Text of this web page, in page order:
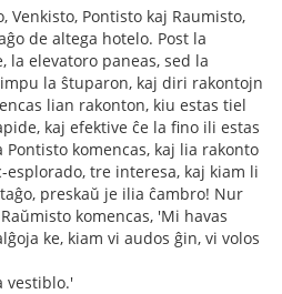
Venkisto, Pontisto kaj Raumisto,
de altega hotelo. Post la
la elevatoro paneas, sed la
la ŝtuparon, kaj diri rakontojn
lian rakonton, kiu estas tiel
kaj efektive ĉe la fino ili estas
komencas, kaj lia rakonto
tre interesa, kaj kiam li
preskaŭ je ilia ĉambro! Nur
komencas, 'Mi havas
ke, kiam vi audos ĝin, vi volos
vestiblo.'